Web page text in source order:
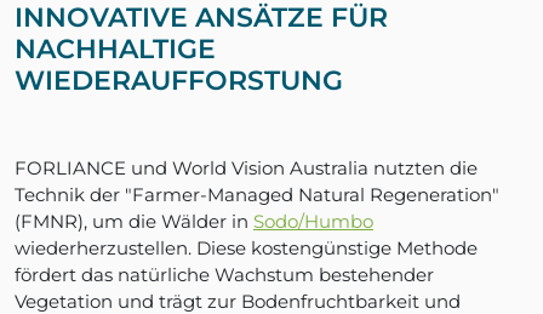
INNOVATIVE ANSÄTZE FÜR
NACHHALTIGE
WIEDERAUFFORSTUNG
FORLIANCE und World Vision Australia nutzten die
Technik der "Farmer-Managed Natural Regeneration"
(FMNR), um die Wälder in Sodo/Humbo
wiederherzustellen. Diese kostengünstige Methode
fördert das natürliche Wachstum bestehender
Vegetation und trägt zur Bodenfruchtbarkeit und